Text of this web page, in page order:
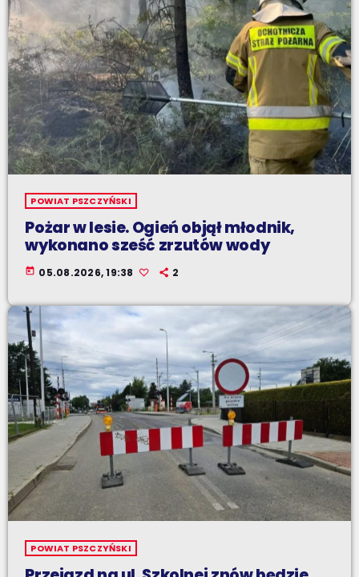
POWIAT PSZCZYŃSKI
Pożar w lesie. Ogień objął młodnik,
wykonano sześć zrzutów wody
today 05.08.2026, 19:38 2
POWIAT PSZCZYŃSKI